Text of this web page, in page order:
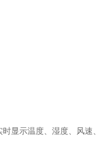
显示温度、湿度、风速